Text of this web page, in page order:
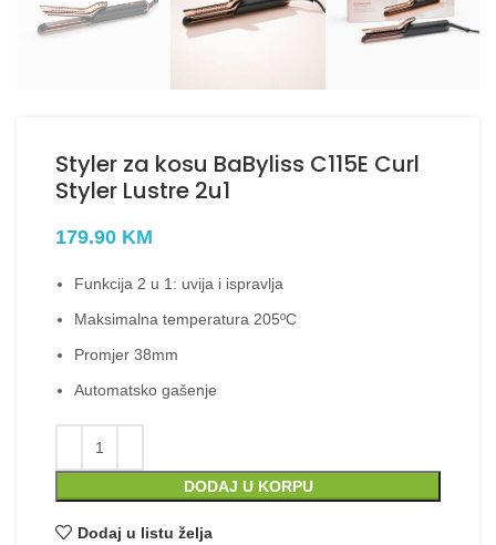
Styler za kosu BaByliss C115E Curl
Styler Lustre 2u1
179.90 KM
Funkcija 2 u 1: uvija i ispravlja
Maksimalna temperatura 205ºC
Promjer 38mm
Automatsko gašenje
Styler za kosu BaByliss C115E Curl
DODAJ U KORPU
Dodaj u listu želja